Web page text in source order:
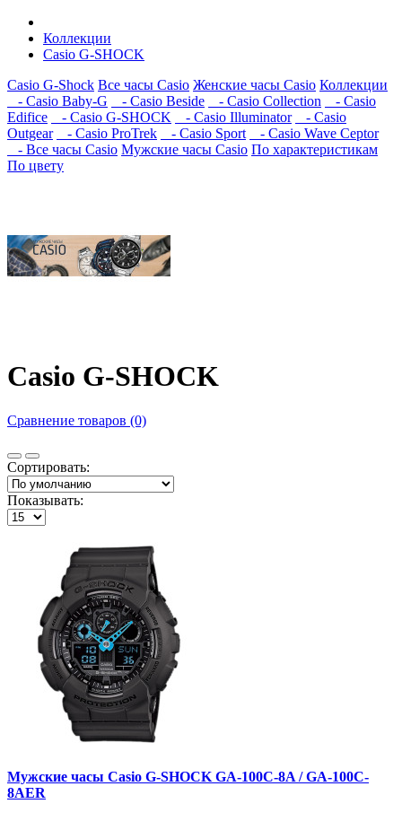
Коллекции
Casio G-SHOCK
Casio G-Shock Все часы Casio Женские часы Casio Коллекции
- Casio Baby-G
- Casio Beside - Casio Collection
- Casio
Edifice
- Casio G-SHOCK - Casio Illuminator
- Casio
Outgear
- Casio ProTrek - Casio Sport
- Casio Wave Ceptor
- Все часы Casio Мужские часы Casio По характеристикам
По цвету
Casio G-SHOCK
Сравнение товаров (0)
Сортировать:
Показывать:
Мужские часы Casio G-SHOCK GA-100C-8A / GA-100C-
8AER